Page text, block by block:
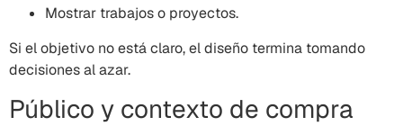
Mostrar trabajos o proyectos.
Si el objetivo no está claro, el diseño termina tomando
decisiones al azar.
Público y contexto de compra